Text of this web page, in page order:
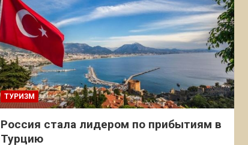
ТУРИЗМ
Россия стала лидером по прибытиям в
Турцию